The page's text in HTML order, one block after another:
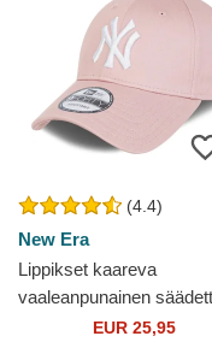
(4.4)
New Era
Lippikset kaareva
vaaleanpunainen
nauha 9FORTY League
EUR 25,95